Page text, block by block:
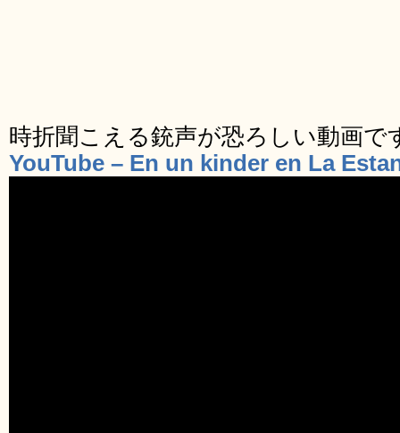
時折聞こえる銃声が恐ろしい動画で
YouTube – En un kinder en La